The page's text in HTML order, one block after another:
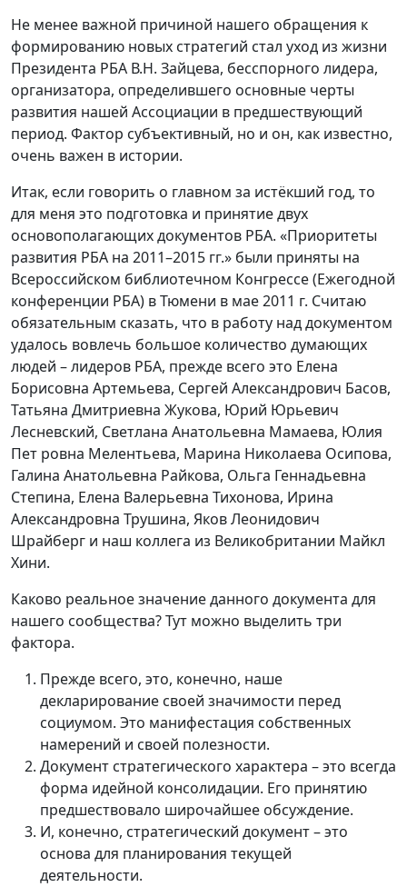
Не менее важной причиной нашего обращения к
формированию новых стратегий стал уход из жизни
Президента РБА В.Н. Зайцева, бесспорного лидера,
организатора, определившего основные черты
развития нашей Ассоциации в предшествующий
период. Фактор субъективный, но и он, как известно,
очень важен в истории.
Итак, если говорить о главном за истёкший год, то
для меня это подготовка и принятие двух
основополагающих документов РБА. «Приоритеты
развития РБА на 2011–2015 гг.» были приняты на
Всероссийском библиотечном Конгрессе (Ежегодной
конференции РБА) в Тюмени в мае 2011 г. Считаю
обязательным сказать, что в работу над документом
удалось вовлечь большое количество думающих
людей – лидеров РБА, прежде всего это Елена
Борисовна Артемьева, Сергей Александрович Басов,
Татьяна Дмитриевна Жукова, Юрий Юрьевич
Лесневский, Светлана Анатольевна Мамаева, Юлия
Пет ровна Мелентьева, Марина Николаева Осипова,
Галина Анатольевна Райкова, Ольга Геннадьевна
Степина, Елена Валерьевна Тихонова, Ирина
Александровна Трушина, Яков Леонидович
Шрайберг и наш коллега из Великобритании Майкл
Хини.
Каково реальное значение данного документа для
нашего сообщества? Тут можно выделить три
фактора.
Прежде всего, это, конечно, наше
декларирование своей значимости перед
социумом. Это манифестация собственных
намерений и своей полезности.
Документ стратегического характера – это всегда
форма идейной консолидации. Его принятию
предшествовало широчайшее обсуждение.
И, конечно, стратегический документ – это
основа для планирования текущей
деятельности.